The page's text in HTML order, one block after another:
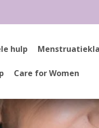
hulp
Care for Women